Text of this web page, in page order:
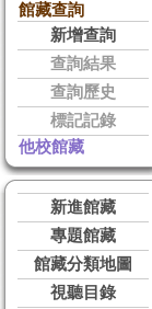
館藏查詢
新增查詢
查詢結果
查詢歷史
標記記錄
他校館藏
新進館藏
專題館藏
館藏分類地圖
視聽目錄